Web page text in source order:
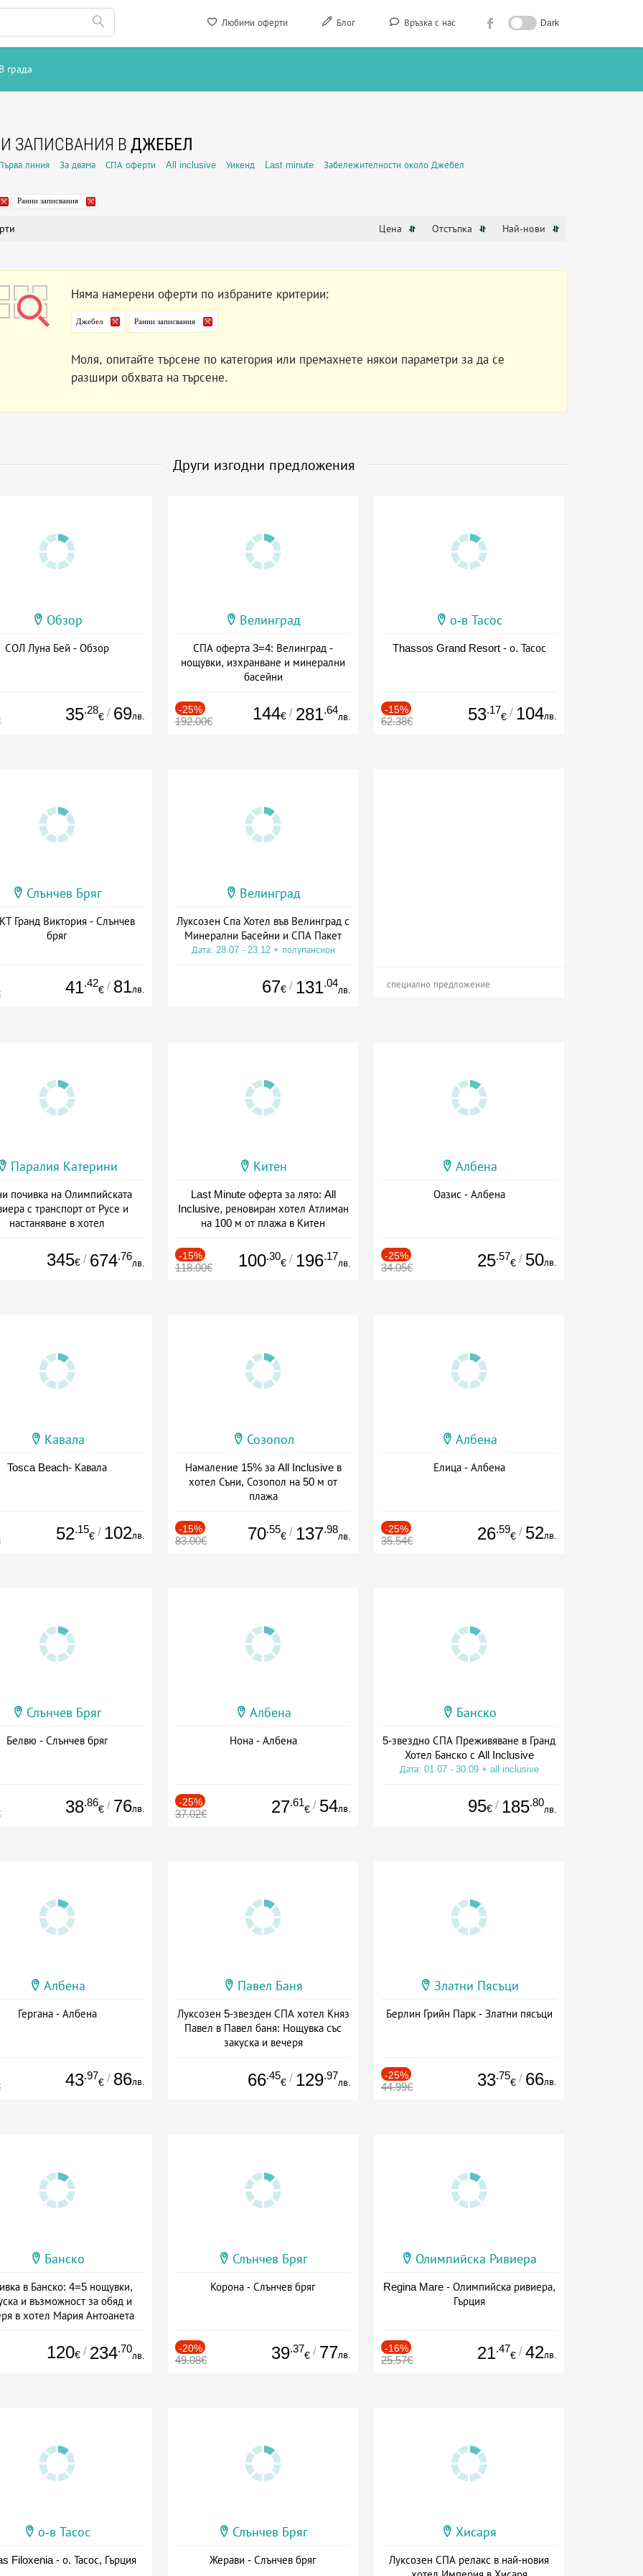
Любими оферти Блог Връзка с нас Dark
В града
ЗАПИСВАНИЯ В ДЖЕБЕЛ
линия За двама СПА оферти All inclusive Уикенд Last minute Забележителности около Джебел
Ранни записвания
Цена Отстъпка Най-нови
Няма намерени оферти по избраните критерии:
Джебел Ранни записвания
Моля, опитайте търсене по категория или премахнете някои параметри за да се
разшири обхвата на търсене.
Други изгодни предложения
Обзор
СОЛ Луна Бей - Обзор
35.28
€ / 69лв.
Велинград
СПА оферта 3=4: Велинград -
нощувки, изхранване и минерални
басейни
-25%
192.00€ 144€ / 281.64
лв.
о-в Тасос
Thassos Grand Resort - о. Тасос
-15%
62.38€ 53.17
€ / 104лв.
Слънчев Бряг
Гранд Виктория - Слънчев
бряг
41.42
€ / 81лв.
Велинград
Луксозен Спа Хотел във Велинград с
Минерални Басейни и СПА Пакет
Дата: 28.07 - 23.12 + полупансион
67€ / 131.04
лв. специално предложение
Паралия Катерини
почивка на Олимпийската
с транспорт от Русе и
настаняване в хотел
345€ / 674.76
лв.
Китен
Last Minute оферта за лято: All
Inclusive, реновиран хотел Атлиман
на 100 м от плажа в Китен
-15%
118.00€ 100.30
€ / 196.17
лв.
Албена
Оазис - Албена
-25%
34.05€ 25.57
€ / 50лв.
Кавала
Tosca Beach- Кавала
52.15
€ / 102лв.
Созопол
Намаление 15% за All Inclusive в
хотел Съни, Созопол на 50 м от
плажа
-15%
83.00€ 70.55
€ / 137.98
лв.
Албена
Елица - Албена
-25%
35.54€ 26.59
€ / 52лв.
Слънчев Бряг
Белвю - Слънчев бряг
38.86
€ / 76лв.
Албена
Нона - Албена
-25%
37.02€ 27.61
€ / 54лв.
Банско
5-звездно СПА Преживяване в Гранд
Хотел Банско с All Inclusive
Дата: 01.07 - 30.09 + all inclusive
95€ / 185.80
лв.
Албена
Гергана - Албена
43.97
€ / 86лв.
Павел Баня
Луксозен 5-звезден СПА хотел Княз
Павел в Павел баня: Нощувка със
закуска и вечеря
66.45
€ / 129.97
лв.
Златни Пясъци
Берлин Грийн Парк - Златни пясъци
-25%
44.99€ 33.75
€ / 66лв.
Банско
в Банско: 4=5 нощувки,
и възможност за обяд и
в хотел Мария Антоанета
120€ / 234.70
лв.
Слънчев Бряг
Корона - Слънчев бряг
-20%
49.08€ 39.37
€ / 77лв.
Олимпийска Ривиера
Regina Mare - Олимпийска ривиера,
Гърция
-16%
25.57€ 21.47
€ / 42лв.
о-в Тасос
Filoxenia - о. Тасос, Гърция
Слънчев Бряг
Жерави - Слънчев бряг
Хисаря
Луксозен СПА релакс в най-новия